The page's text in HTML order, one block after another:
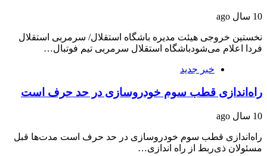
10 سال ago
نخستین خروجی هیئت مدیره باشگاه استقلال/ سرمربی استقلال
فردا اعلام می‌شودباشگاه استقلال سرمربی تیم فوتبال…
خبر جدید
راه‌اندازی قطب سوم خودروسازی در حد حرف است
10 سال ago
راه‌اندازی قطب سوم خودروسازی در حد حرف است مدت‌ها قبل
مسئولان ذی‌ربط از راه اندازی…